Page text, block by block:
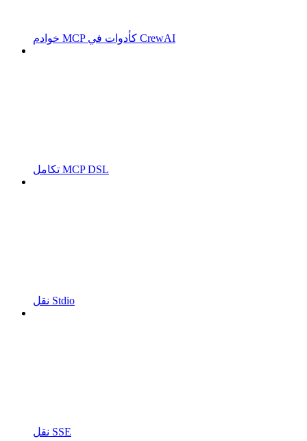
خوادم MCP كأدوات في CrewAI
تكامل MCP DSL
نقل Stdio
نقل SSE